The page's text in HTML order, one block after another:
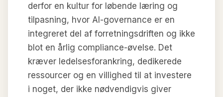
derfor en kultur for løbende læring og
tilpasning, hvor AI-governance er en
integreret del af forretningsdriften og ikke
blot en årlig compliance-øvelse. Det
kræver ledelsesforankring, dedikerede
ressourcer og en villighed til at investere
i noget, der ikke nødvendigvis giver